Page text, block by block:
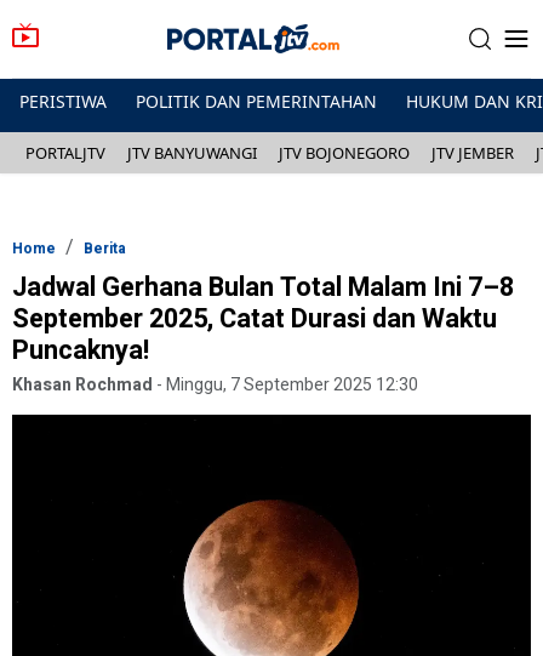
PERISTIWA POLITIK DAN PEMERINTAHAN HUKUM DAN
PORTALJTV JTV BANYUWANGI JTV BOJONEGORO JTV JEMBER
Home Berita
Jadwal Gerhana Bulan Total Malam Ini 7–8
September 2025, Catat Durasi dan Waktu
Puncaknya!
Khasan Rochmad -Minggu, 7 September 2025 12:30